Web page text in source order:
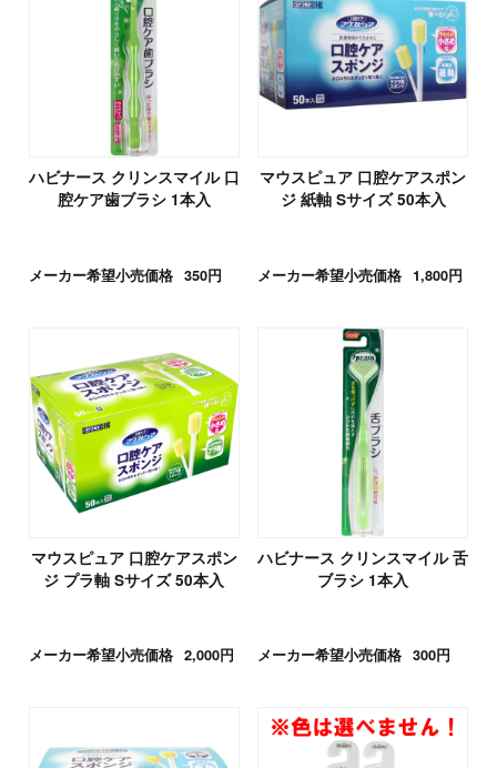
ハビナース クリンスマイル 口
腔ケア歯ブラシ 1本入
メーカー希望小売価格 350円
マウスピュア 口腔ケアスポン
ジ 紙軸 Sサイズ 50本入
メーカー希望小売価格 1,800円
マウスピュア 口腔ケアスポン
ジ プラ軸 Sサイズ 50本入
メーカー希望小売価格 2,000円
ハビナース クリンスマイル 舌
ブラシ 1本入
メーカー希望小売価格 300円